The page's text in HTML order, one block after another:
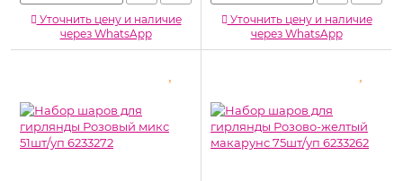
Уточнить цену и наличие
через WhatsApp
Уточнить цену и наличие
через WhatsApp